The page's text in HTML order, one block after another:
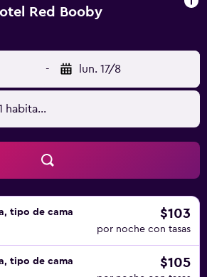
Red Booby
- lun. 17/8
habitación
tipo de cama
$103
por noche con tasas
tipo de cama
$105